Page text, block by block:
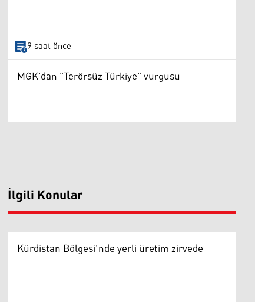
9 saat önce
MGK'dan "Terörsüz Türkiye" vurgusu
İlgili Konular
Kürdistan Bölgesi’nde yerli üretim zirvede